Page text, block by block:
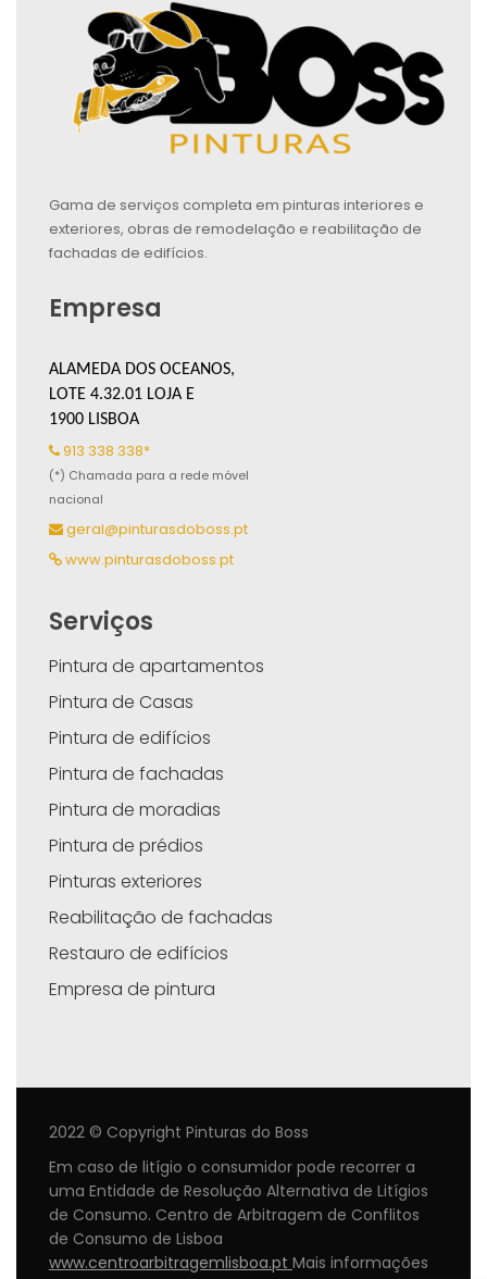
Gama de serviços completa em pinturas interiores e
exteriores, obras de remodelação e reabilitação de
fachadas de edifícios.
Empresa
ALAMEDA DOS OCEANOS,
LOTE 4.32.01 LOJA E
1900 LISBOA
913 338 338*
(*) Chamada para a rede móvel
nacional
geral@pinturasdoboss.pt
www.pinturasdoboss.pt
Serviços
Pintura de apartamentos
Pintura de Casas
Pintura de edifícios
Pintura de fachadas
Pintura de moradias
Pintura de prédios
Pinturas exteriores
Reabilitação de fachadas
Restauro de edifícios
Empresa de pintura
2022 © Copyright Pinturas do Boss
Em caso de litígio o consumidor pode recorrer a
uma Entidade de Resolução Alternativa de Litígios
de Consumo. Centro de Arbitragem de Conflitos
de Consumo de Lisboa
www.centroarbitragemlisboa.pt Mais informações